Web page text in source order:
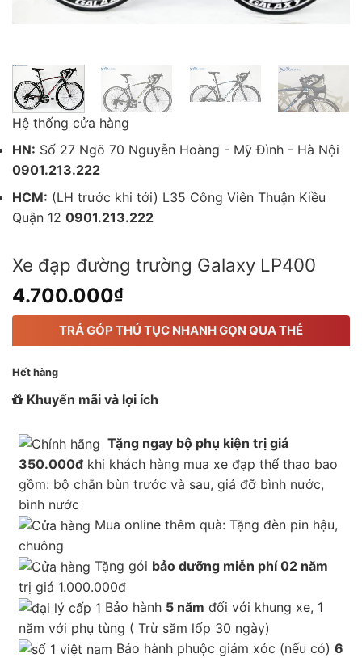
Hệ thống cửa hàng
HN: Số 27 Ngõ 70 Nguyễn Hoàng - Mỹ Đình - Hà Nội
0901.213.222
HCM: (LH trước khi tới) L35 Công Viên Thuận Kiều
Quận 12 0901.213.222
Xe đạp đường trường Galaxy LP400
4.700.000₫
TRẢ GÓP THỦ TỤC NHANH GỌN QUA THẺ
Hết hàng
Khuyến mãi và lợi ích
Tặng ngay bộ phụ kiện trị giá
350.000đ khi khách hàng mua xe đạp thể thao bao
gồm: bộ chắn bùn trước và sau, giá đỡ bình nước,
bình nước
Mua online thêm quà: Tặng đèn pin hậu,
chuông
Tặng gói bảo dưỡng miễn phí 02 năm
trị giá 1.000.000đ
Bảo hành 5 năm đối với khung xe, 1
năm với phụ tùng ( Trừ săm lốp 30 ngày)
Bảo hành phuộc giảm xóc (nếu có) 6